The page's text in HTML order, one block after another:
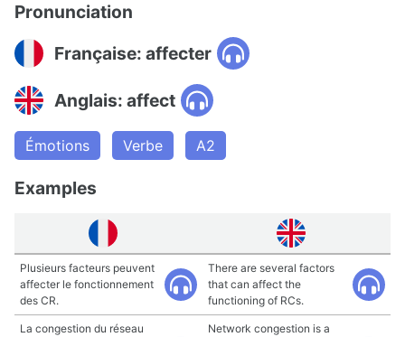
Pronunciation
Française: affecter
Anglais: affect
Émotions Verbe A2
Examples
Plusieurs facteurs peuvent
affecter le fonctionnement
des CR.
There are several factors
that can affect the
functioning of RCs.
La congestion du réseau
Network congestion is a